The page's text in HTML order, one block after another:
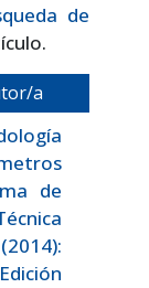
de
a
de